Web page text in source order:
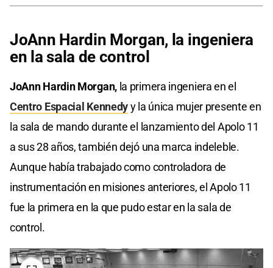
JoAnn Hardin Morgan, la ingeniera
en la sala de control
JoAnn Hardin Morgan, la primera ingeniera en el
Centro Espacial Kennedyy la única mujer presente en
la sala de mando durante el lanzamiento del Apolo 11
a sus 28 años, también dejó una marca indeleble.
Aunque había trabajado como controladora de
instrumentación en misiones anteriores, el Apolo 11
fue la primera en la que pudo estar en la sala de
control.